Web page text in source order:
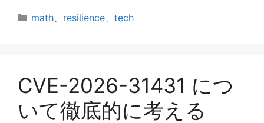
カ
math、 resilience、 tech
CVE-2026-31431 につ
いて徹底的に考える